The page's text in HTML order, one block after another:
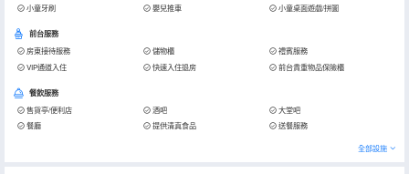
小童牙刷
嬰兒推車 小童桌面遊戲/拼圖
前台服務
房東接待服務 儲物櫃
禮賓服務
VIP通道入住
快速入住退房 前台貴重物品保險櫃
餐飲服務
售貨亭/便利店 酒吧
大堂吧
餐廳
提供清真食品 送餐服務
全部設施